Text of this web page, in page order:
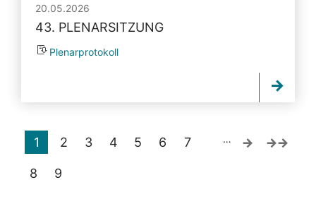
20.05.2026
43. PLENARSITZUNG
Plenarprotokoll
1 2 3 4 5 6 7
8 9
…